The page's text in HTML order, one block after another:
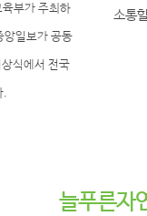
부가 주최하
앙일보가 공동
식에서 전국
.
소통
늘푸른자